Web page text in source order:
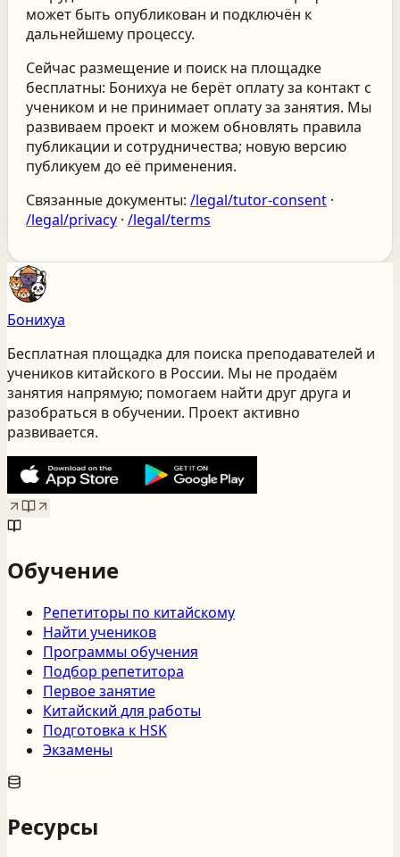
может быть опубликован и подключён к
дальнейшему процессу.
Сейчас размещение и поиск на площадке
бесплатны: Бонихуа не берёт оплату за контакт с
учеником и не принимает оплату за занятия. Мы
развиваем проект и можем обновлять правила
публикации и сотрудничества; новую версию
публикуем до её применения.
Связанные документы: /legal/tutor-consent ·
/legal/privacy · /legal/terms
Бонихуа
Бесплатная площадка для поиска преподавателей и
учеников китайского в России. Мы не продаём
занятия напрямую; помогаем найти друг друга и
разобраться в обучении. Проект активно
развивается.
Обучение
Репетиторы по китайскому
Найти учеников
Программы обучения
Подбор репетитора
Первое занятие
Китайский для работы
Подготовка к HSK
Экзамены
Ресурсы